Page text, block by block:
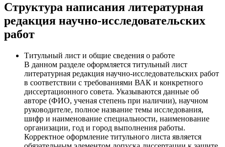
Структура написания литературная
редакция научно-исследовательских
работ
Титульный лист и общие сведения о работе
В данном разделе оформляется титульный лист
литературная редакция научно-исследовательских работ
в соответствии с требованиями ВАК и конкретного
диссертационного совета. Указываются данные об
авторе (ФИО, ученая степень при наличии), научном
руководителе, полное название темы исследования,
шифр и наименование специальности, наименование
организации, год и город выполнения работы.
Корректное оформление титульного листа является